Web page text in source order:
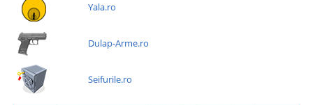
Yala.ro
Dulap-Arme.ro
Seifurile.ro